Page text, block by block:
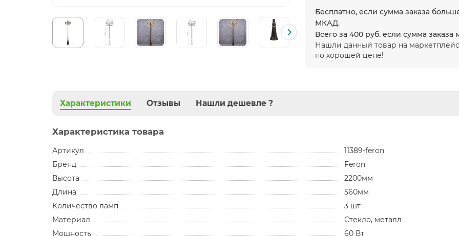
Бесплатно, если сумма заказа
МКАД.
Всего за 400 руб. если сумма
Нашли данный товар на
по хорошей цене!
Характеристики Отзывы Нашли дешевле ?
Характеристика товара
Артикул
11389-feron
Бренд
Feron
Высота
2200мм
Длина
560мм
Количество ламп
3 шт
Материал
Стекло, металл
Мощность
60 Вт